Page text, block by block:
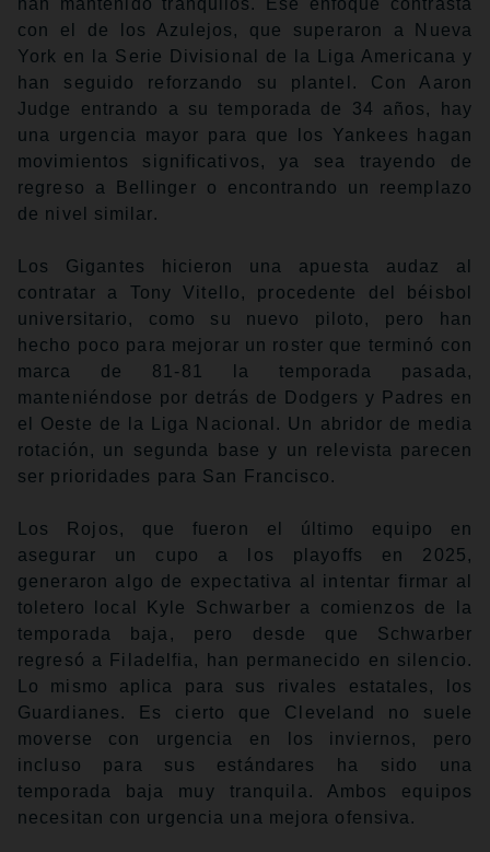
con el de los Azulejos, que superaron a Nueva
York en la Serie Divisional de la Liga Americana y
han seguido reforzando su plantel. Con Aaron
Judge entrando a su temporada de 34 años, hay
una urgencia mayor para que los Yankees hagan
movimientos significativos, ya sea trayendo de
regreso a Bellinger o encontrando un reemplazo
de nivel similar.
Los Gigantes hicieron una apuesta audaz al
contratar a Tony Vitello, procedente del béisbol
universitario, como su nuevo piloto, pero han
hecho poco para mejorar un roster que terminó con
marca de 81-81 la temporada pasada,
manteniéndose por detrás de Dodgers y Padres en
el Oeste de la Liga Nacional. Un abridor de media
rotación, un segunda base y un relevista parecen
ser prioridades para San Francisco.
Los Rojos, que fueron el último equipo en
asegurar un cupo a los playoffs en 2025,
generaron algo de expectativa al intentar firmar al
toletero local Kyle Schwarber a comienzos de la
temporada baja, pero desde que Schwarber
regresó a Filadelfia, han permanecido en silencio.
Lo mismo aplica para sus rivales estatales, los
Guardianes. Es cierto que Cleveland no suele
moverse con urgencia en los inviernos, pero
incluso para sus estándares ha sido una
temporada baja muy tranquila. Ambos equipos
necesitan con urgencia una mejora ofensiva.